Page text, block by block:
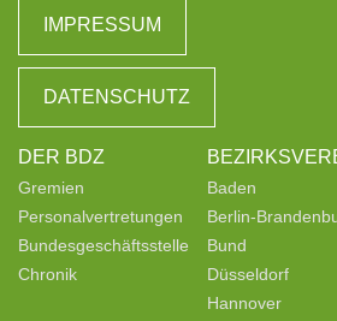
IMPRESSUM
DATENSCHUTZ
DER BDZ
Gremien
Personalvertretungen
Bundesgeschäftsstelle
Chronik
Baden
Berlin-
Bund
Düsseldorf
Hannover